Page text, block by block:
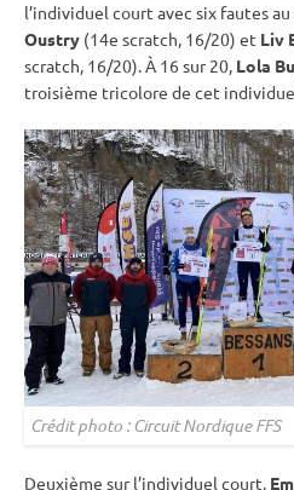
l’individuel court avec six fautes
Oustry (14e scratch, 16/20) et Liv
scratch, 16/20). À 16 sur 20, Lola
troisième tricolore de cet
Crédit photo : Circuit Nordique FFS
Deuxième sur l’individuel court,